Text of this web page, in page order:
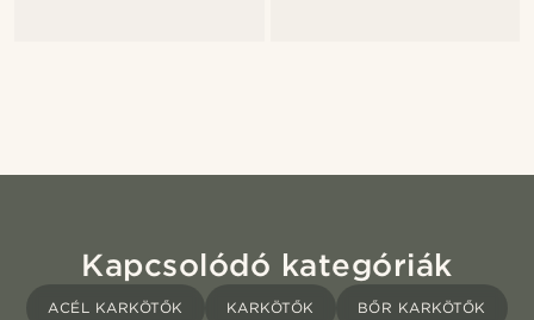
Kapcsolódó kategóriák
ACÉL KARKÖTŐK KARKÖTŐK BŐR KARKÖTŐK